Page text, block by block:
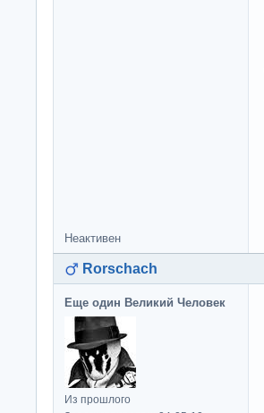
Неактивен
Rorschach
Еще один Великий Человек
Из прошлого